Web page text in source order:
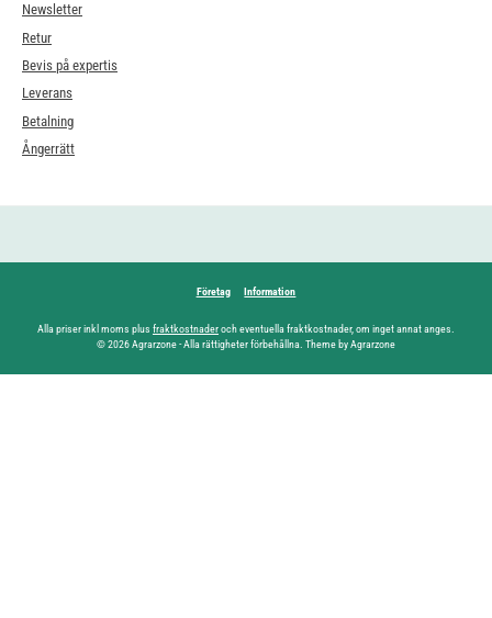
Newsletter
Retur
Bevis på expertis
Leverans
Betalning
Ångerrätt
Företag Information
Alla priser inkl moms plus fraktkostnaderoch eventuella fraktkostnader, om inget annat anges.
© 2026 Agrarzone - Alla rättigheter förbehållna. Theme by Agrarzone